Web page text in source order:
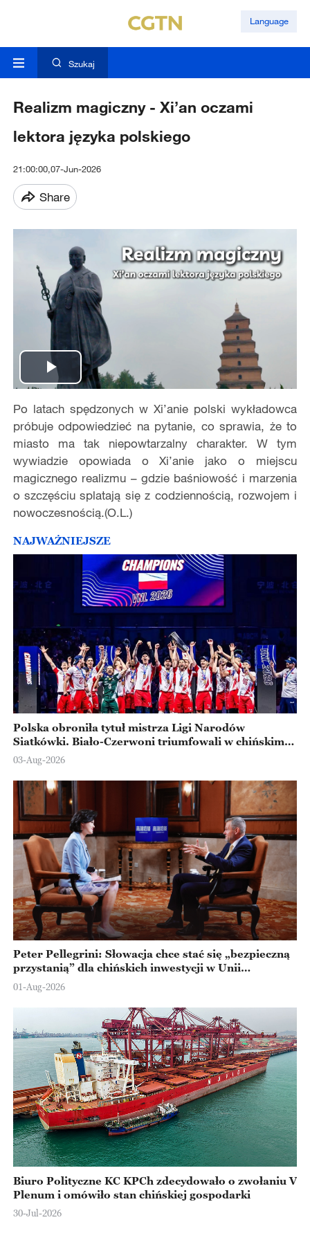
Language
Szukaj
Realizm magiczny - Xi’an oczami
lektora języka polskiego
21:00:00,07-Jun-2026
Share
Play
Video
Po latach spędzonych w Xi’anie polski wykładowca
próbuje odpowiedzieć na pytanie, co sprawia, że to
miasto ma tak niepowtarzalny charakter. W tym
wywiadzie opowiada o Xi’anie jako o miejscu
magicznego realizmu – gdzie baśniowość i marzenia
o szczęściu splatają się z codziennością, rozwojem i
nowoczesnością.(O.L.)
NAJWAŻNIEJSZE
Polska obroniła tytuł mistrza Ligi Narodów
Siatkówki. Biało-Czerwoni triumfowali w chińskim
Ningbo
03-Aug-2026
Peter Pellegrini: Słowacja chce stać się „bezpieczną
przystanią” dla chińskich inwestycji w Unii
Europejskiej
01-Aug-2026
Biuro Polityczne KC KPCh zdecydowało o zwołaniu V
Plenum i omówiło stan chińskiej gospodarki
30-Jul-2026